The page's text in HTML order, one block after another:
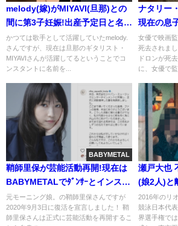
melody(嫁)がMIYAVI(旦那)との
間に第3子妊娠!出産予定日と名前
は?[画像]
かつては歌手として活躍していたmelody.
さんですが、現在は旦那のギタリスト・
MIYAVIさんが活躍してるということでコ
ンスタントに名前を...
ナタリー
現在の息
画像(サム
女優で映画
死去されま
ドロンが死
に、女優で監
BABYMETAL
鞘師里保が芸能活動再開!現在は
BABYMETALでﾀﾞﾝｻｰとインスタ
復活(画像)
元モーニング娘。の鞘師里保さんですが
2020年9月3日に復活を宣言しました！ 鞘
師里保さんは正式に芸能活動を再開するこ
瀬戸大也
(娘2人)と
週刊誌]
2016年のリ
競泳日本代
界選手権で